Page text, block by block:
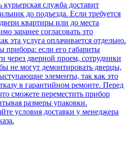
служба доставит
до подъезда. Если требуется
квартиры или до места
заранее согласовать это
эта услуга оплачивается отдельно.
прибора: если его габариты
через дверной проем, сотрудники
не могут демонтировать дверцы,
элементы, так как это
в гарантийном ремонте. Перед
сможете переместить прибор
размеры упаковки.
условия доставки у менеджера